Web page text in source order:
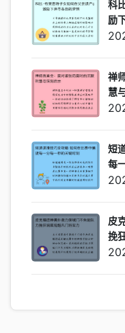
科
励
禅
慧
短
每
皮
挽